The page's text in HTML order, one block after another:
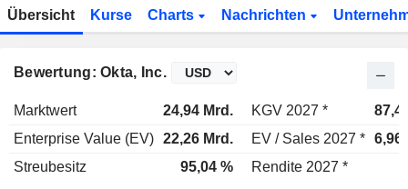
Übersicht Kurse Charts Nachrichten
Bewertung: Okta, Inc.
Marktwert 24,94 Mrd. KGV 2027 *
Enterprise Value (EV) 22,26 Mrd. EV / Sales 2027 *
Streubesitz
95,04 % Rendite 2027 *